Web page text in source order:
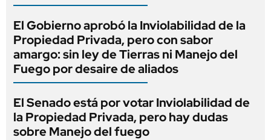
El Gobierno aprobó la Inviolabilidad de la
Propiedad Privada, pero con sabor
amargo: sin ley de Tierras ni Manejo del
Fuego por desaire de aliados
El Senado está por votar Inviolabilidad de
la Propiedad Privada, pero hay dudas
sobre Manejo del fuego